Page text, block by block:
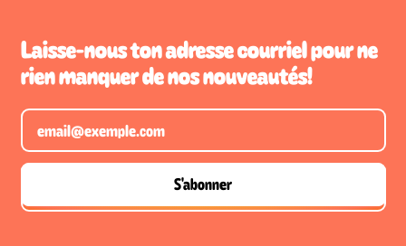
Laisse-nous ton adresse courriel pour ne
rien manquer de nos nouveautés!
Adresse e-mail
S'abonner